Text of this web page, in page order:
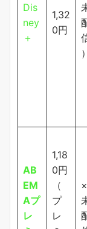
Dis
ney
＋
1,32
0円
）
AB
EM
Aプ
レ
1,18
0円
（
プ
レ